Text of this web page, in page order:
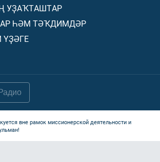
УҘАҠТАШТАР
ҺӘМ ТӘҠДИМДӘР
ҮҘӘГЕ
Радио
вне рамок миссионерской деятельности и